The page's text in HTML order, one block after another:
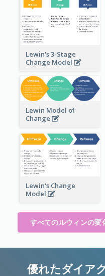
Lewin's 3-Stage
Change Model
Lewin Model of
Change
Lewin's Change
Model
すべてのルウィンの変
優れたダイア